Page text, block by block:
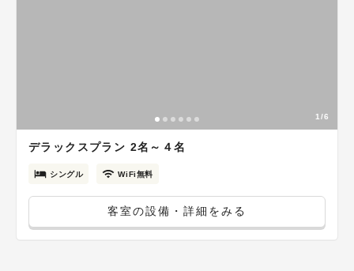
1/6
デラックスプラン 2名～４名
シングル WiFi無料
客室の設備・詳細をみる